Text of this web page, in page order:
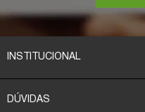
INSTITUCIONAL
DÚVIDAS